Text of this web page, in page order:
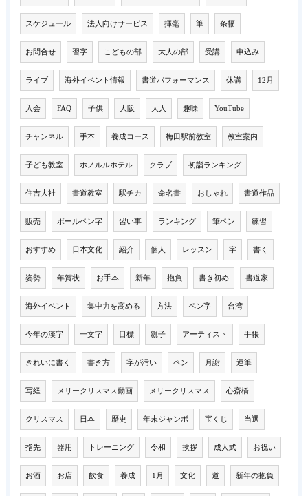
スケジュール 法人向けサービス 揮毫 筆 条幅
お問合せ 習字 こどもの部 大人の部 受講 申込み
ライブ 海外イベント情報 書道パフォーマンス 休講 12月
入会 FAQ 子供 大阪 大人 趣味 YouTube
チャンネル 手本 養成コース 梅田駅前教室 教室案内
子ども教室 ホノルルホテル クラブ 初詣ランキング
住吉大社 書道教室 駅チカ 命名書 おしゃれ 書道作品
販売 ボールペン字 習い事 ランキング 筆ペン 練習
おすすめ 日本文化 紹介 個人 レッスン 字 書く
姿勢 年賀状 お手本 新年 抱負 書き初め 書道家
海外イベント 集中力を高める 方法 ペン字 台湾
今年の漢字 一文字 目標 親子 アーティスト 手帳
きれいに書く 書き方 字が汚い ペン 月謝 運筆
写経 メリークリスマス動画 メリークリスマス 心斎橋
クリスマス 日本 歴史 年末ジャンボ 宝くじ 当選
指先 器用 トレーニング 令和 挨拶 成人式 お祝い
お酒 お店 飲食 養成 1月 文化 道 新年の抱負